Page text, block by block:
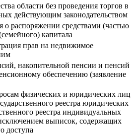
области без проведения торгов в
действующим законодательством
о распоряжении средствами (частью
капитала
прав на недвижимое
накопительной пенсии и пенсий
обеспечению (заявление
физических и юридических лиц
реестра юридических
реестра индивидуальных
выписок, содержащих
доступа